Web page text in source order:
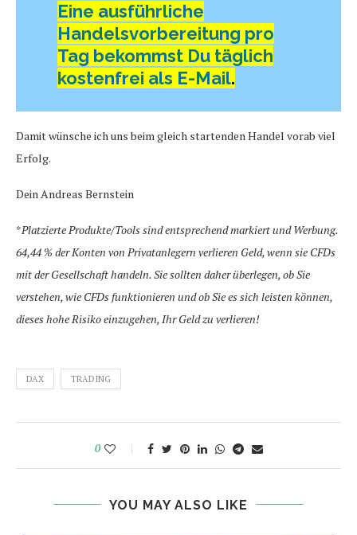
Eine ausführliche
Handelsvorbereitung pro
Tag bekommst Du täglich
kostenfrei als E-Mail.
Damit wünsche ich uns beim gleich startenden Handel vorab viel
Erfolg.
Dein Andreas Bernstein
*Platzierte Produkte/Tools sind entsprechend markiert und Werbung.
64,44 % der Konten von Privatanlegern verlieren Geld, wenn sie CFDs
mit der Gesellschaft handeln. Sie sollten daher überlegen, ob Sie
verstehen, wie CFDs funktionieren und ob Sie es sich leisten können,
dieses hohe Risiko einzugehen, Ihr Geld zu verlieren!
DAX TRADING
0
YOU MAY ALSO LIKE